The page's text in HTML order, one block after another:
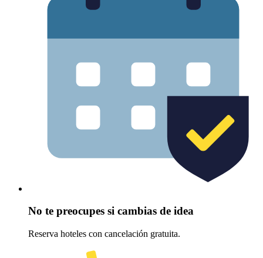
No te preocupes si cambias de idea
Reserva hoteles con cancelación gratuita.